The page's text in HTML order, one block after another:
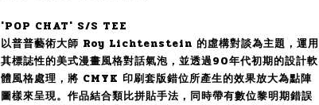
'POP CHAT' S/S TEE
以普普藝術大師 Roy Lichtenstein 的虛構對談為主題，運用
其標誌性的美式漫畫風格對話氣泡，並透過90年代初期的設計軟
體風格處理，將 CMYK 印刷套版錯位所產生的效果放大為點陣
圖樣來呈現。作品結合類比拼貼手法，同時帶有數位黎明期錯誤